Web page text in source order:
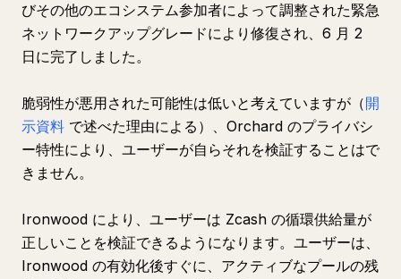
びその他のエコシステム参加者によって調整された緊急
ネットワークアップグレードにより修復され、6 月 2
日に完了しました。
脆弱性が悪用された可能性は低いと考えていますが（開
示資料 で述べた理由による）、Orchard のプライバシ
ー特性により、ユーザーが自らそれを検証することはで
きません。
Ironwood により、ユーザーは Zcash の循環供給量が
正しいことを検証できるようになります。ユーザーは、
Ironwood の有効化後すぐに、アクティブなプールの残